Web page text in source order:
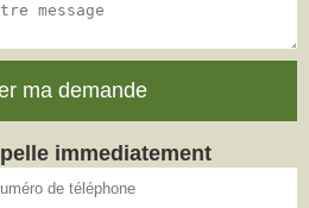
immediatement